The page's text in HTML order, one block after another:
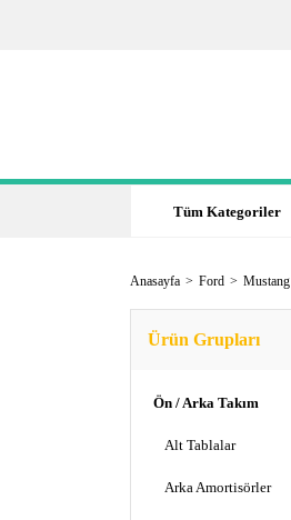
Tüm Kategoriler
Anasayfa Ford Mustang
Ürün Grupları
Ön / Arka Takım
Alt Tablalar
Arka Amortisörler